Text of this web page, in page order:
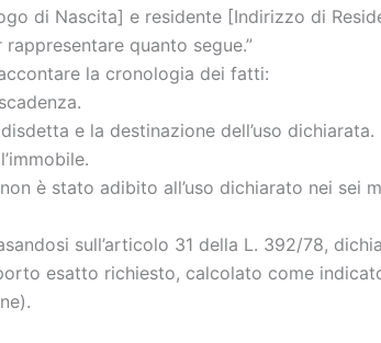
di Nascita] e residente [Indirizzo di
quanto segue.”
la cronologia dei fatti:
e la destinazione dell’uso dichiarata.
è stato adibito all’uso dichiarato nei sei
sull’articolo 31 della L. 392/78,
esatto richiesto, calcolato come